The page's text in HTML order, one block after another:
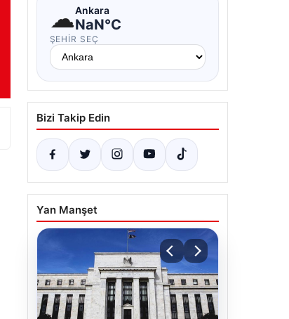
☁Ankara
NaN°C
ŞEHIR SEÇ
Bizi Takip Edin
Yan Manşet